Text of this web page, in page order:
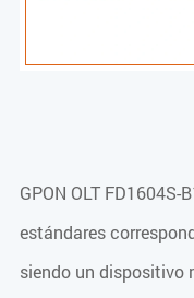
GPON OLT
estándares
siendo un dispositivo